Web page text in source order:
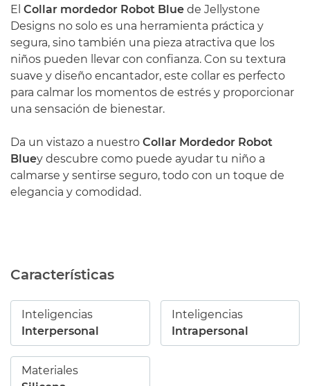
El Collar mordedor Robot Blue de Jellystone
Designs no solo es una herramienta práctica y
segura, sino también una pieza atractiva que los
niños pueden llevar con confianza. Con su textura
suave y diseño encantador, este collar es perfecto
para calmar los momentos de estrés y proporcionar
una sensación de bienestar.
Da un vistazo a nuestro Collar Mordedor Robot
Bluey descubre como puede ayudar tu niño a
calmarse y sentirse seguro, todo con un toque de
elegancia y comodidad.
Características
Inteligencias
Interpersonal
Inteligencias
Intrapersonal
Materiales